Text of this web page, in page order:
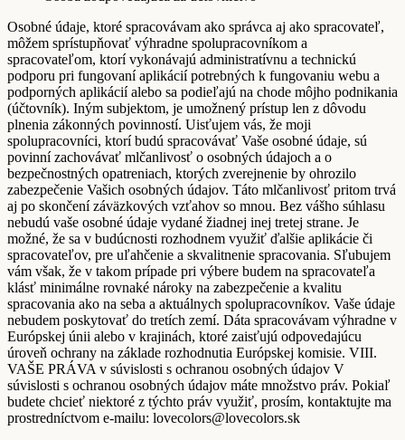
Osobné údaje, ktoré spracovávam ako správca aj ako spracovateľ,
môžem sprístupňovať výhradne spolupracovníkom a
spracovateľom, ktorí vykonávajú administratívnu a technickú
podporu pri fungovaní aplikácií potrebných k fungovaniu webu a
podporných aplikácií alebo sa podieľajú na chode môjho podnikania
(účtovník). Iným subjektom, je umožnený prístup len z dôvodu
plnenia zákonných povinností. Uisťujem vás, že moji
spolupracovníci, ktorí budú spracovávať Vaše osobné údaje, sú
povinní zachovávať mlčanlivosť o osobných údajoch a o
bezpečnostných opatreniach, ktorých zverejnenie by ohrozilo
zabezpečenie Vašich osobných údajov. Táto mlčanlivosť pritom trvá
aj po skončení záväzkových vzťahov so mnou. Bez vášho súhlasu
nebudú vaše osobné údaje vydané žiadnej inej tretej strane. Je
možné, že sa v budúcnosti rozhodnem využiť ďalšie aplikácie či
spracovateľov, pre uľahčenie a skvalitnenie spracovania. Sľubujem
vám však, že v takom prípade pri výbere budem na spracovateľa
klásť minimálne rovnaké nároky na zabezpečenie a kvalitu
spracovania ako na seba a aktuálnych spolupracovníkov. Vaše údaje
nebudem poskytovať do tretích zemí. Dáta spracovávam výhradne v
Európskej únii alebo v krajinách, ktoré zaisťujú odpovedajúcu
úroveň ochrany na základe rozhodnutia Európskej komisie. VIII.
VAŠE PRÁVA v súvislosti s ochranou osobných údajov V
súvislosti s ochranou osobných údajov máte množstvo práv. Pokiaľ
budete chcieť niektoré z týchto práv využiť, prosím, kontaktujte ma
prostredníctvom e-mailu: lovecolors@lovecolors.sk